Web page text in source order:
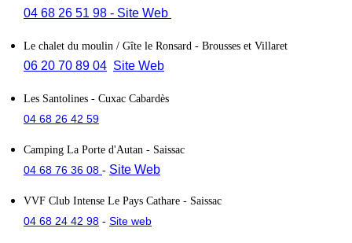
04 68 26 51 98 - Site Web
Le chalet du moulin / Gîte le Ronsard - Brousses et Villaret
06 20 70 89 04 Site Web
Les Santolines - Cuxac Cabardès
04 68 26 42 59
Camping La Porte d'Autan - Saissac
04 68 76 36 08 - Site Web
VVF Club Intense Le Pays Cathare - Saissac
04 68 24 42 98 - Site web